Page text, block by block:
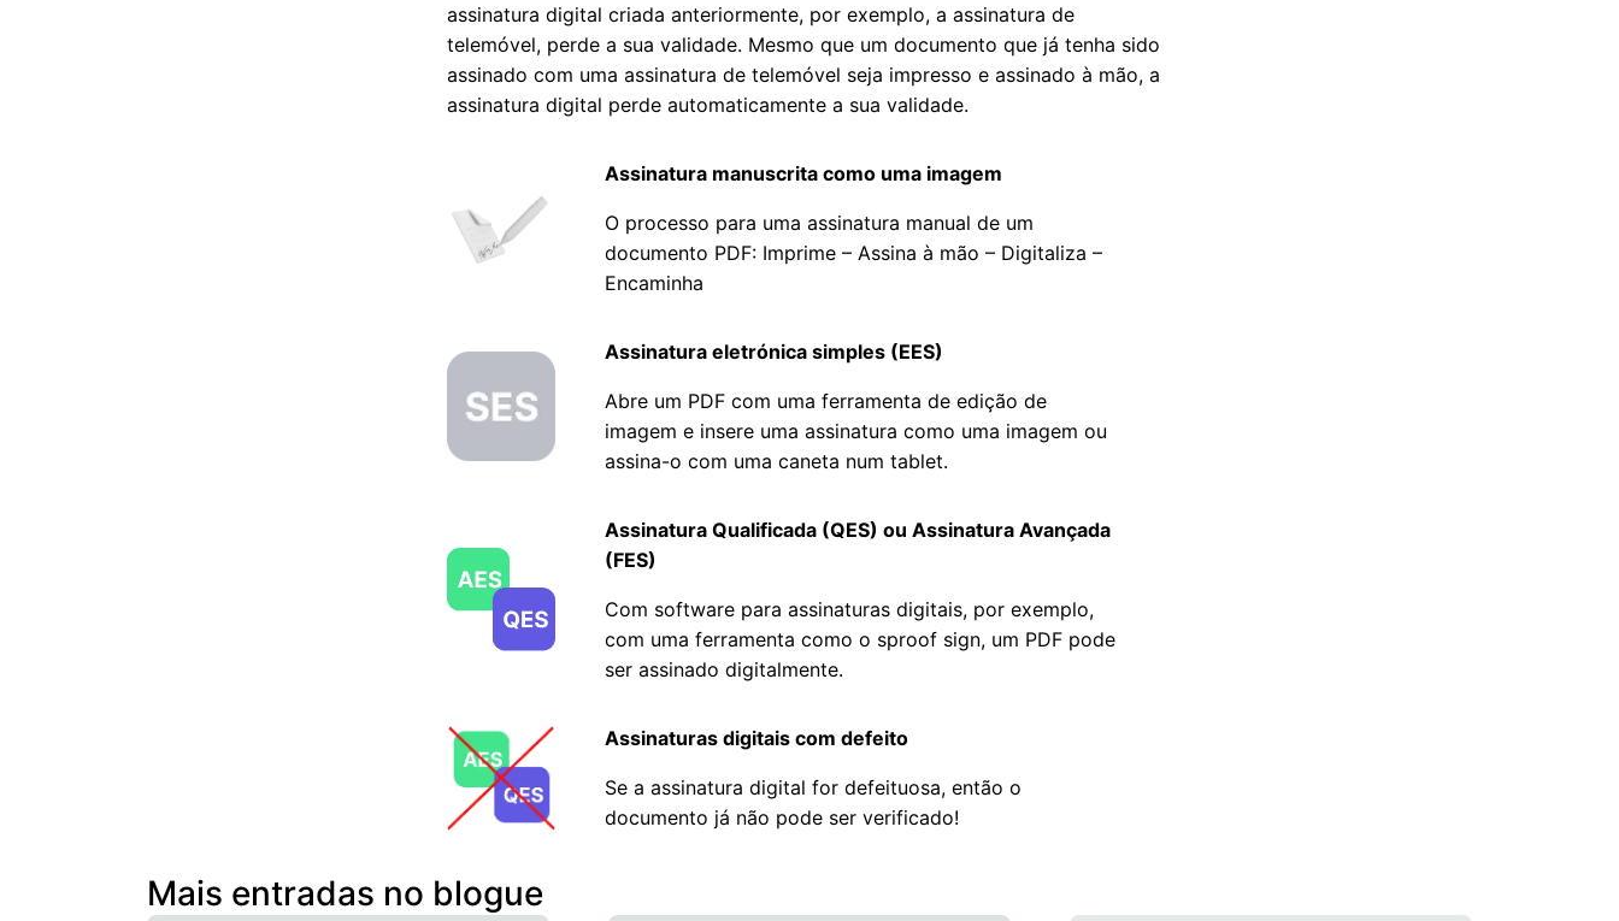
assinatura digital criada anteriormente, por exemplo, a assinatura de
telemóvel, perde a sua validade. Mesmo que um documento que já tenha sido
assinado com uma assinatura de telemóvel seja impresso e assinado à mão, a
assinatura digital perde automaticamente a sua validade.
Assinatura manuscrita como uma imagem
O processo para uma assinatura manual de um
documento PDF: Imprime – Assina à mão – Digitaliza –
Encaminha
Assinatura eletrónica simples (EES)
Abre um PDF com uma ferramenta de edição de
imagem e insere uma assinatura como uma imagem ou
assina-o com uma caneta num tablet.
Assinatura Qualificada (QES) ou Assinatura Avançada
(FES)
Com software para assinaturas digitais, por exemplo,
com uma ferramenta como o sproof sign, um PDF pode
ser assinado digitalmente.
Assinaturas digitais com defeito
Se a assinatura digital for defeituosa, então o
documento já não pode ser verificado!
Mais entradas no blogue